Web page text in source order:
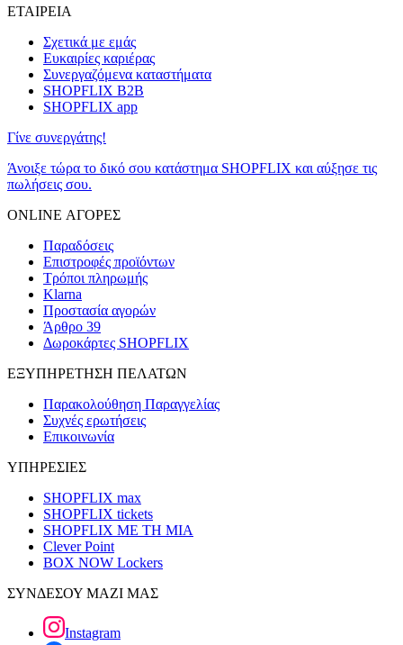
ΕΤΑΙΡΕΙΑ
Σχετικά με εμάς
Ευκαιρίες καριέρας
Συνεργαζόμενα καταστήματα
SHOPFLIX B2B
SHOPFLIX app
Γίνε συνεργάτης!
Άνοιξε τώρα το δικό σου κατάστημα SHOPFLIX και αύξησε τις
πωλήσεις σου.
ONLINE ΑΓΟΡΕΣ
Παραδόσεις
Επιστροφές προϊόντων
Τρόποι πληρωμής
Klarna
Προστασία αγορών
Άρθρο 39
Δωροκάρτες SHOPFLIX
ΕΞΥΠΗΡΕΤΗΣΗ ΠΕΛΑΤΩΝ
Παρακολούθηση Παραγγελίας
Συχνές ερωτήσεις
Επικοινωνία
ΥΠΗΡΕΣΙΕΣ
SHOPFLIX max
SHOPFLIX tickets
SHOPFLIX ΜΕ ΤΗ ΜΙΑ
Clever Point
BOX NOW Lockers
ΣΥΝΔΕΣΟΥ ΜΑΖΙ ΜΑΣ
Instagram